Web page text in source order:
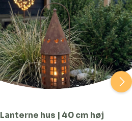
Lanterne hus | 40 cm høj